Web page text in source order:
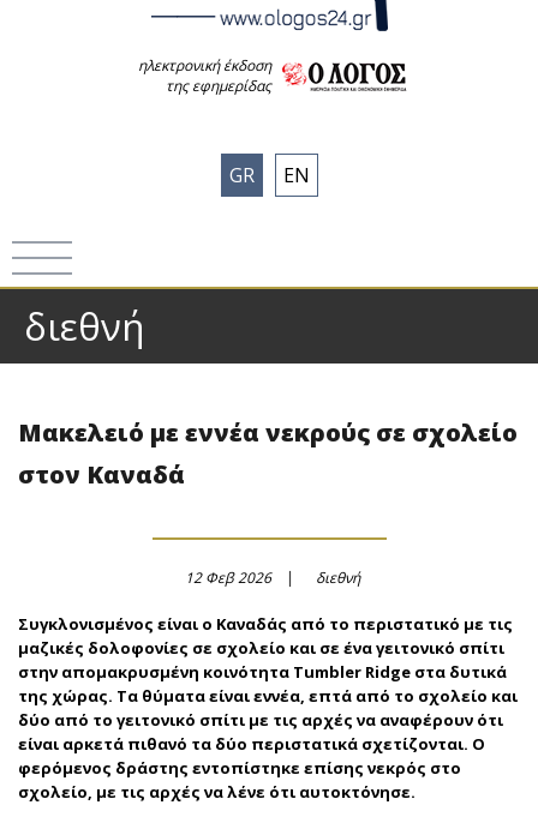
ηλεκτρονική έκδοση
της εφημερίδας
GR EN
διεθνή
Μακελειό με εννέα νεκρούς σε σχολείο
στον Καναδά
12 Φεβ 2026 διεθνή
Συγκλονισμένος είναι ο Καναδάς από το περιστατικό με τις
μαζικές δολοφονίες σε σχολείο και σε ένα γειτονικό σπίτι
στην απομακρυσμένη κοινότητα Tumbler Ridge στα δυτικά
της χώρας. Τα θύματα είναι εννέα, επτά από το σχολείο και
δύο από το γειτονικό σπίτι με τις αρχές να αναφέρουν ότι
είναι αρκετά πιθανό τα δύο περιστατικά σχετίζονται. Ο
φερόμενος δράστης εντοπίστηκε επίσης νεκρός στο
σχολείο, με τις αρχές να λένε ότι αυτοκτόνησε.